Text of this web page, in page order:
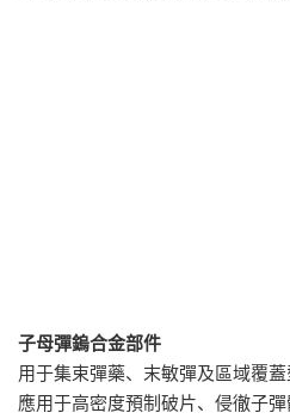
子母彈鎢合金部件
用于集束彈藥、末敏彈及區域覆
應用于高密度預制破片、侵徹子